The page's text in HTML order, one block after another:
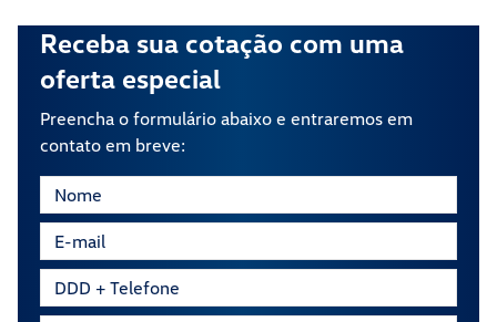
Receba sua cotação com uma
oferta especial
Preencha o formulário abaixo e entraremos em
contato em breve: